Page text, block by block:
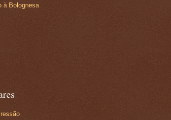
à Bolognesa